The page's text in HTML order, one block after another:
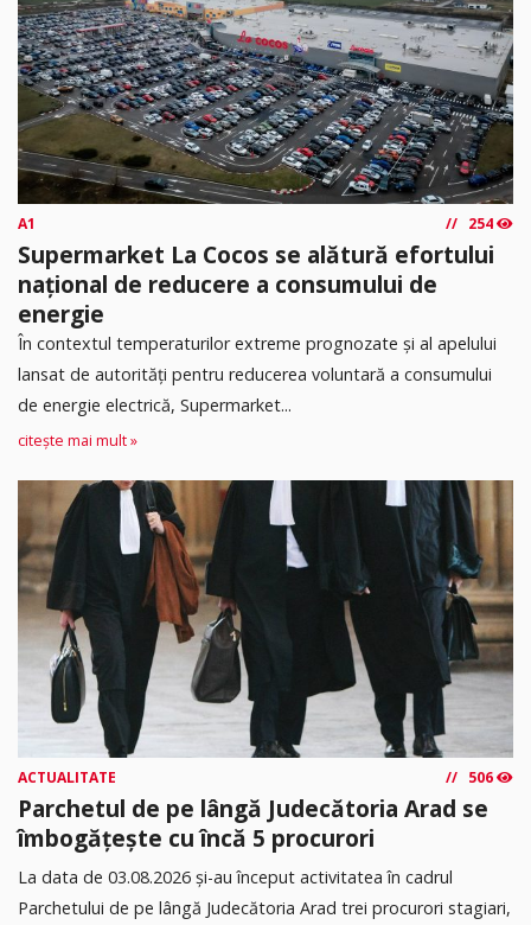
A1 254
Supermarket La Cocos se alătură efortului
național de reducere a consumului de
energie
În contextul temperaturilor extreme prognozate și al apelului
lansat de autorități pentru reducerea voluntară a consumului
de energie electrică, Supermarket...
citește mai mult »
ACTUALITATE 506
Parchetul de pe lângă Judecătoria Arad se
îmbogățește cu încă 5 procurori
La data de 03.08.2026 şi-au început activitatea în cadrul
Parchetului de pe lângă Judecătoria Arad trei procurori stagiari,